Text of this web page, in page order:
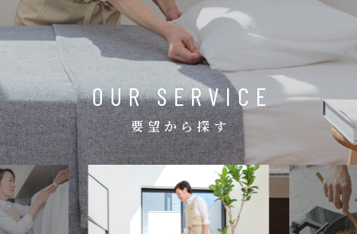
サービス一覧
ご契約者さま限定サ
会社紹介
コラム
ご案内
お知らせ
OUR SERVICE
要望から探す